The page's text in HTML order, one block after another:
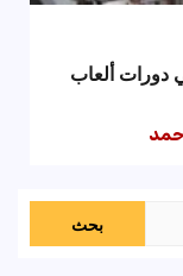
في دورات ألعاب